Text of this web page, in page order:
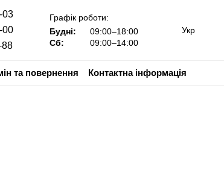
03
00
88
Графік роботи:
Будні:
09:00–18:00
Сб:
09:00–14:00
Укр
та повернення
Контактна інформація